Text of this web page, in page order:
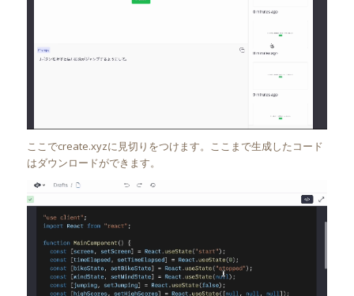
ここでcreate.xyzに見切りをつけます。ここまで生成したコード
はダウンロードができます。